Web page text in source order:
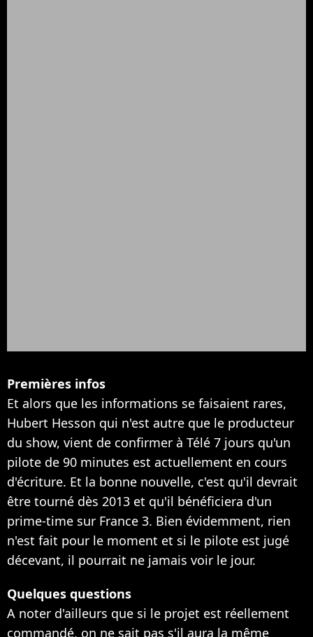
Premières infos
Et alors que les informations se faisaient rares,
Hubert Hesson qui n'est autre que le producteur
du show, vient de confirmer à Télé 7 jours qu'un
pilote de 90 minutes est actuellement en cours
d'écriture. Et la bonne nouvelle, c'est qu'il devrait
être tourné dès 2013 et qu'il bénéficiera d'un
prime-time sur France 3. Bien évidemment, rien
n'est fait pour le moment et si le pilote est jugé
décevant, il pourrait ne jamais voir le jour.
Quelques questions
A noter d'ailleurs que si le projet est réellement
commandé, on ne sait pas s'il aura la même